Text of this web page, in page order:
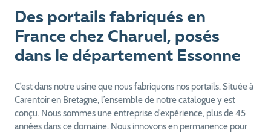
Des portails fabriqués en
France chez Charuel, posés
dans le département Essonne
C’est dans notre usine que nous fabriquons nos portails. Située à
Carentoir en Bretagne, l’ensemble de notre catalogue y est
conçu. Nous sommes une entreprise d’expérience, plus de 45
années dans ce domaine. Nous innovons en permanence pour